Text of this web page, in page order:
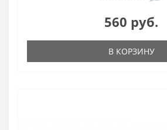
560 руб.
В КОРЗИНУ